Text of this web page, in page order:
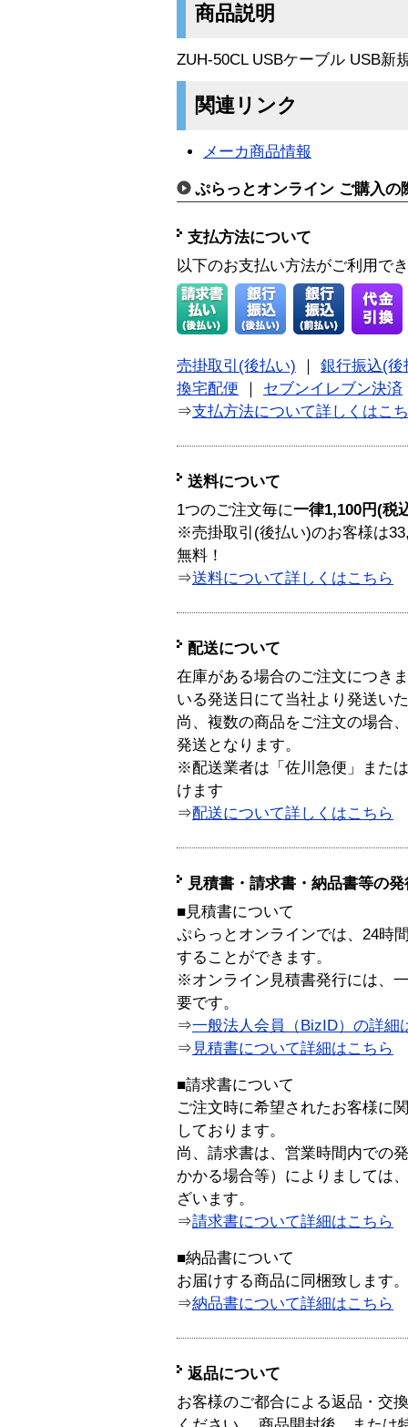
商品説明
ZUH-50CL USBケーブル USB新
関連リンク
メーカ商品情報
ぷらっとオンライン ご購入の
支払方法について
以下のお支払い方法がご利用で
売掛取引(後払い)
銀行振込(後
換宅配便
セブンイレブン決済
⇒支払方法について詳しくはこ
送料について
1つのご注文毎に一律1,100円(税
※売掛取引(後払い)のお客様は
無料！
⇒送料について詳しくはこちら
配送について
在庫がある場合のご注文につき
いる発送日にて当社より発送い
尚、複数の商品をご注文の場合
発送となります。
※配送業者は「佐川急便」また
けます
⇒配送について詳しくはこちら
見積書・請求書・納品書等の
■見積書について
ぷらっとオンラインでは、24時
することができます。
※オンライン見積書発行には、
要です。
⇒一般法人会員（BizID）の詳細
⇒ 見積書について詳細はこちら
■請求書について
ご注文時に希望されたお客様に
しております。
尚、請求書は、営業時間内での
かかる場合等）によりましては
ざいます。
⇒請求書について詳細はこちら
■納品書について
お届けする商品に同梱致します。
⇒納品書について詳細はこちら
返品について
お客様のご都合による返品・交